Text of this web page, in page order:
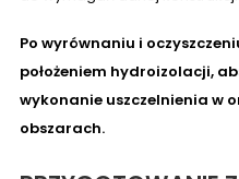
Po wyrównaniu i
położeniem hydroizolacji,
wykonanie uszczelnienia w
obszarach.